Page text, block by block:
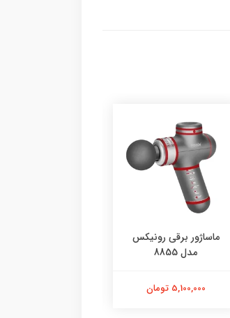
ماساژور برقی رونیکس
مدل 8855
5,100,000 تومان